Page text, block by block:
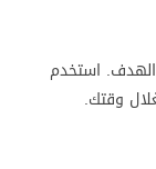
الهدف. استخدم